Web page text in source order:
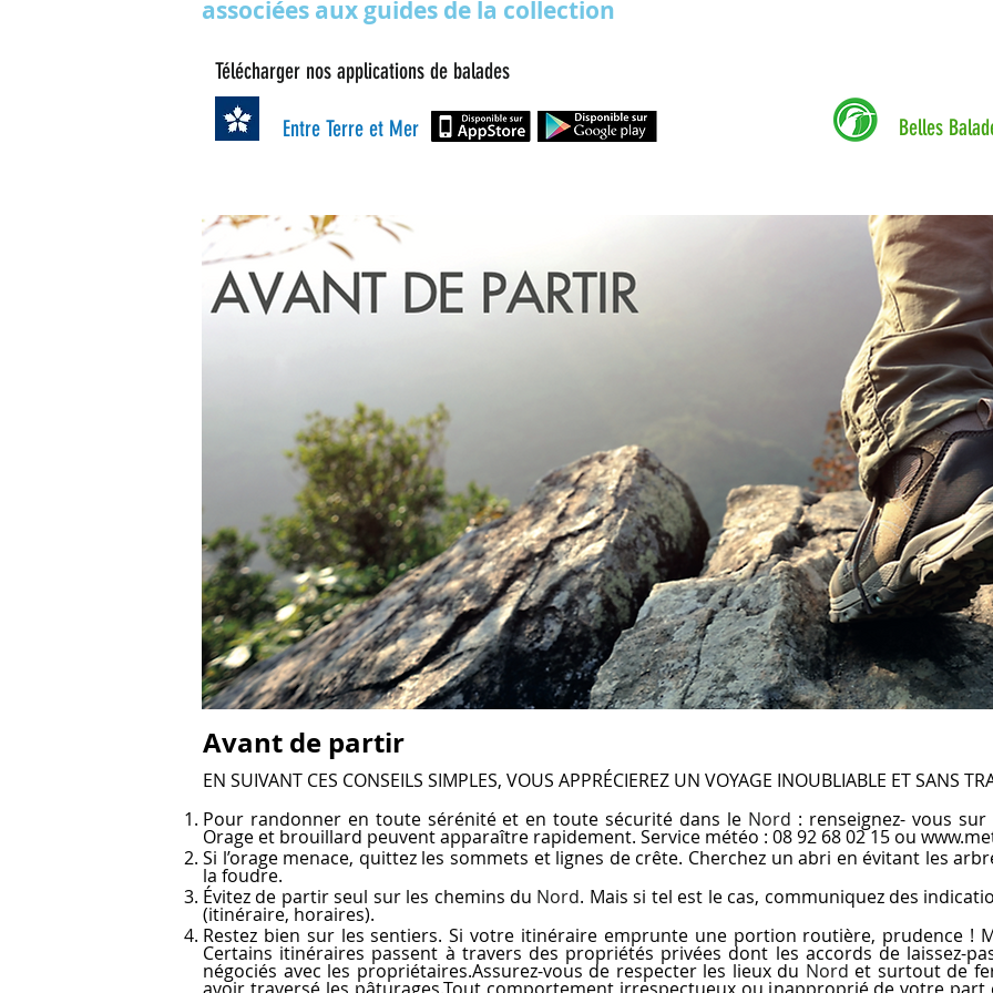
associées aux guides de la collection
Télécharger nos applications de balades
Entre Terre et Mer Belles
Avant de partir
EN SUIVANT CES CONSEILS SIMPLES, VOUS APPRÉCIEREZ UN VOYAGE INOUBLIABLE ET SANS
Pour randonner en toute sérénité et en toute sécurité dans le Nord : renseignez- vous
Orage et brouillard peuvent apparaître rapidement. Service météo : 08 92 68 02 15 ou
Si l’orage menace, quittez les sommets et lignes de crête. Cherchez un abri en évitant les
la foudre.
Évitez de partir seul sur les chemins du Nord. Mais si tel est le cas, communiquez des
(itinéraire, horaires).
Restez bien sur les sentiers. Si votre itinéraire emprunte une portion routière, prudence !
Certains itinéraires passent à travers des propriétés privées dont les accords de laissez-
négociés avec les propriétaires.Assurez-vous de respecter les lieux du Nord et surtout de